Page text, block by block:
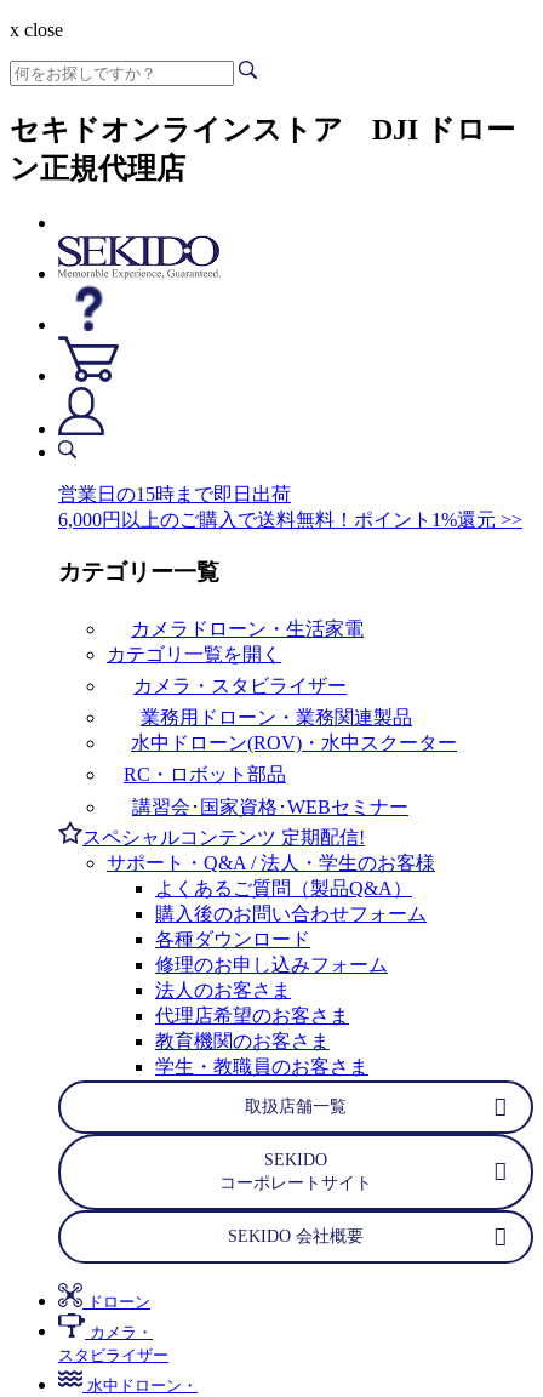
x close
セキドオンラインストア DJI ドロー
ン正規代理店
営業日の15時まで即日出荷
6,000円以上のご購入で送料無料！ポイント1%還元 >>
カテゴリー一覧
カメラドローン・生活家電
カテゴリ一覧を開く
カメラ・スタビライザー
業務用ドローン・業務関連製品
水中ドローン(ROV)・水中スクーター
RC・ロボット部品
講習会･国家資格･WEBセミナー
スペシャルコンテンツ 定期配信!
サポート・Q&A / 法人・学生のお客様
よくあるご質問（製品Q&A）
購入後のお問い合わせフォーム
各種ダウンロード
修理のお申し込みフォーム
法人のお客さま
代理店希望のお客さま
教育機関のお客さま
学生・教職員のお客さま
取扱店舗一覧
SEKIDO
コーポレートサイト
SEKIDO 会社概要
ドローン
カメラ・
スタビライザー
水中ドローン・